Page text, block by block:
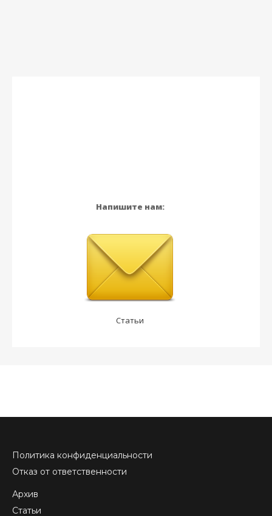
Напишите нам:
Статьи
Политика конфиденциальности
Отказ от ответственности
Архив
Статьи